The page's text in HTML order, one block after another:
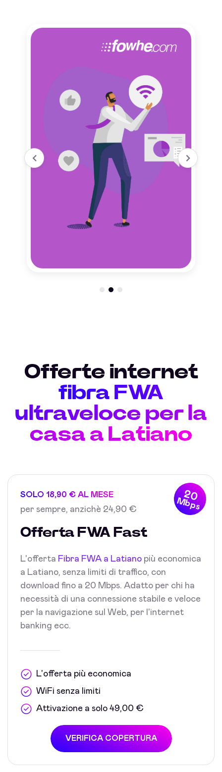
Offerte internet
fibra FWA
ultraveloce per la
casa a Latiano
20
Mbps
SOLO 18,90 € AL MESE
per sempre, anzichè 24,90 €
Offerta FWA Fast
L'offerta Fibra FWA a Latiano più economica
a Latiano, senza limiti di traffico, con
download fino a 20 Mbps. Adatto per chi ha
necessità di una connessione stabile e veloce
per la navigazione sul Web, per l'internet
banking ecc.
L'offerta più economica
WiFi senza limiti
Attivazione a solo 49,00 €
VERIFICA COPERTURA